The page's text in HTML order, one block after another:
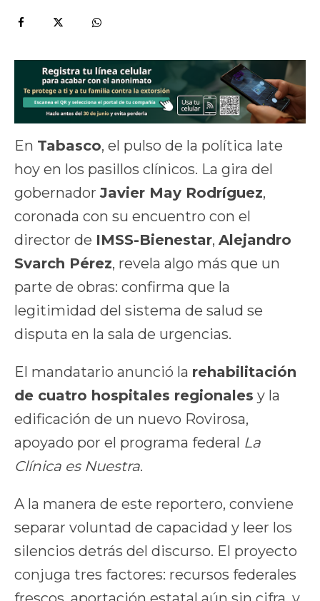
En Tabasco, el pulso de la política late
hoy en los pasillos clínicos. La gira del
gobernador Javier May Rodríguez,
coronada con su encuentro con el
director de IMSS-Bienestar, Alejandro
Svarch Pérez, revela algo más que un
parte de obras: confirma que la
legitimidad del sistema de salud se
disputa en la sala de urgencias.
El mandatario anunció la rehabilitación
de cuatro hospitales regionales y la
edificación de un nuevo Rovirosa,
apoyado por el programa federal La
Clínica es Nuestra.
A la manera de este reportero, conviene
separar voluntad de capacidad y leer los
silencios detrás del discurso. El proyecto
conjuga tres factores: recursos federales